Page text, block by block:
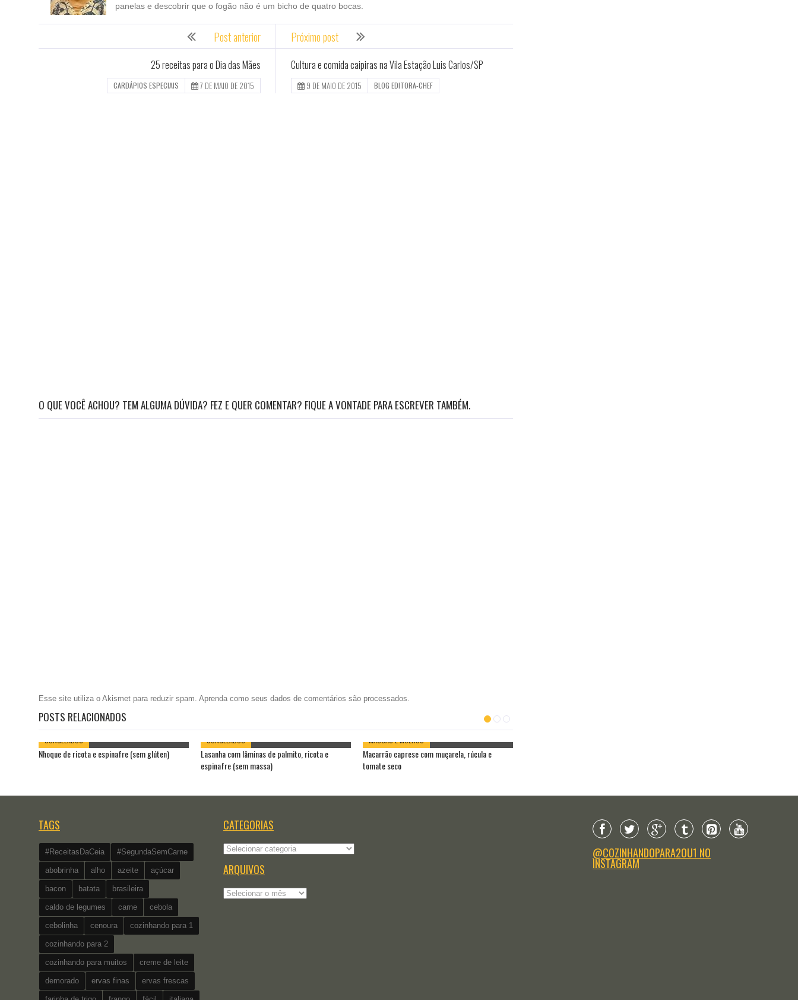
panelas e descobrir que o fogão não é um bicho de quatro bocas.
Post anterior
25 receitas para o Dia das Mães
7 DE MAIO DE 2015
CARDÁPIOS ESPECIAIS
Próximo post
Cultura e comida caipiras na Vila Estação Luis Carlos/SP
9 DE MAIO DE 2015 BLOG EDITORA-CHEF
O QUE VOCÊ ACHOU? TEM ALGUMA DÚVIDA? FEZ E QUER COMENTAR? FIQUE A VONTADE PARA ESCREVER TAMBÉM.
Esse site utiliza o Akismet para reduzir spam. Aprenda como seus dados de comentários são processados.
POSTS RELACIONADOS
CONGELADOS
Nhoque de ricota e espinafre (sem glúten)
CONGELADOS
Lasanha com lâminas de palmito, ricota e
espinafre (sem massa)
MASSAS E MOLHOS
Macarrão caprese com muçarela, rúcula e
tomate seco
TAGS
#ReceitasDaCeia #SegundaSemCarne
abobrinha alho azeite açúcar
bacon batata brasileira
caldo de legumes carne cebola
cebolinha cenoura cozinhando para 1
cozinhando para 2
cozinhando para muitos creme de leite
demorado ervas finas ervas frescas
CATEGORIAS
Categorias
ARQUIVOS
Arquivos
@COZINHANDOPARA2OU1 NO
INSTAGRAM